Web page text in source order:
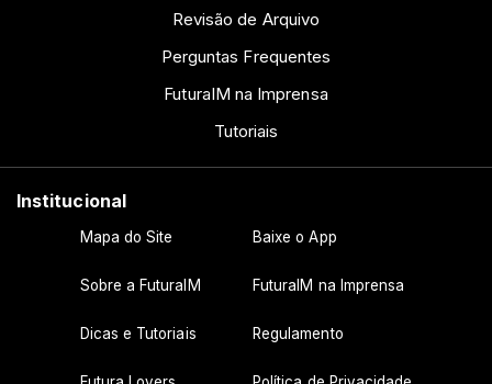
Revisão de Arquivo
Perguntas Frequentes
FuturaIM na Imprensa
Tutoriais
Institucional
Mapa do Site Baixe o App
Sobre a FuturaIM FuturaIM na Imprensa
Dicas e Tutoriais Regulamento